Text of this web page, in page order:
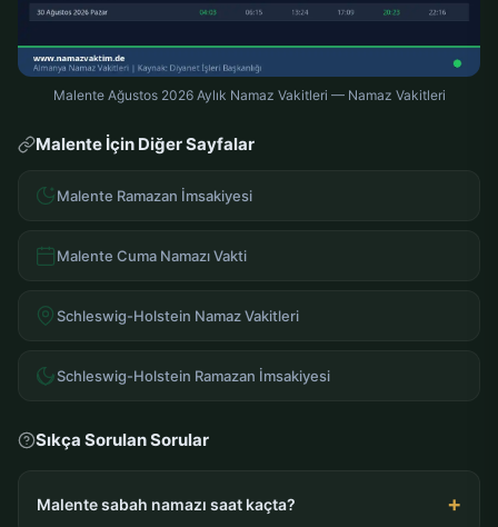
Malente Ağustos 2026 Aylık Namaz Vakitleri — Namaz Vakitleri
Malente İçin Diğer Sayfalar
Malente Ramazan İmsakiyesi
Malente Cuma Namazı Vakti
Schleswig-Holstein Namaz Vakitleri
Schleswig-Holstein Ramazan İmsakiyesi
Sıkça Sorulan Sorular
Malente sabah namazı saat kaçta?